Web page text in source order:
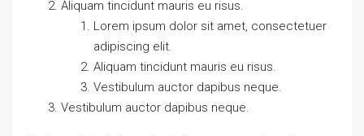
Aliquam tincidunt mauris eu risus.
Lorem ipsum dolor sit amet, consectetuer
adipiscing elit.
Aliquam tincidunt mauris eu risus.
Vestibulum auctor dapibus neque.
Vestibulum auctor dapibus neque.